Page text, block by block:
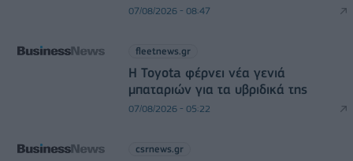
07/08/2026 - 08:47
fleetnews.gr
Η Toyota φέρνει νέα γενιά
μπαταριών για τα υβριδικά της
07/08/2026 - 05:22
csrnews.gr